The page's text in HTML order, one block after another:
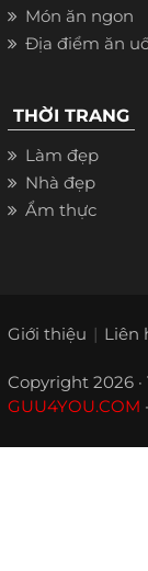
Món ăn ngon
Địa điểm ăn
THỜI TRANG
Làm đẹp
Nhà đẹp
Ẩm thực
Giới thiệu Liên
Copyright 2026
GUU4YOU.COM